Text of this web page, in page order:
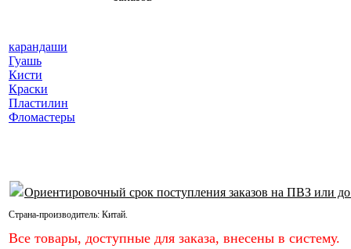
карандаши
Гуашь
Кисти
Краски
Пластилин
Фломастеры
Ориентировочный срок поступления заказов на ПВЗ или
Страна-производитель: Китай.
Все товары, доступные для заказа, внесены в систему.